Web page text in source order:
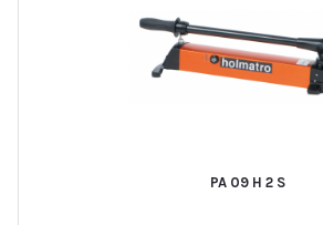
PA 09 H 2 S